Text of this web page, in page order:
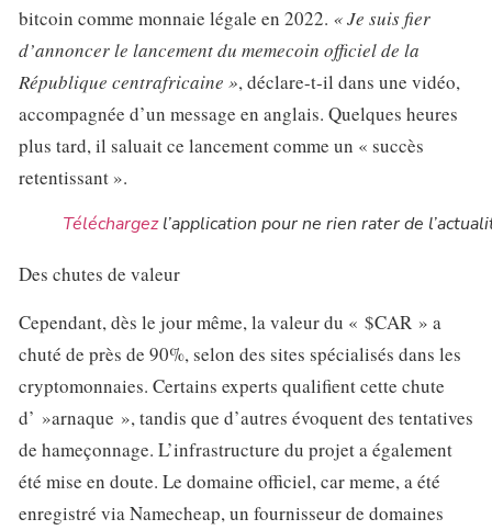
bitcoin comme monnaie légale en 2022. « Je suis fier
d’annoncer le lancement du memecoin officiel de la
République centrafricaine », déclare-t-il dans une vidéo,
accompagnée d’un message en anglais. Quelques heures
plus tard, il saluait ce lancement comme un « succès
retentissant ».
Téléchargezl’application pour ne rien rater de
Des chutes de valeur
Cependant, dès le jour même, la valeur du « $CAR » a
chuté de près de 90%, selon des sites spécialisés dans les
cryptomonnaies. Certains experts qualifient cette chute
d’ »arnaque », tandis que d’autres évoquent des tentatives
de hameçonnage. L’infrastructure du projet a également
été mise en doute. Le domaine officiel, car meme, a été
enregistré via Namecheap, un fournisseur de domaines